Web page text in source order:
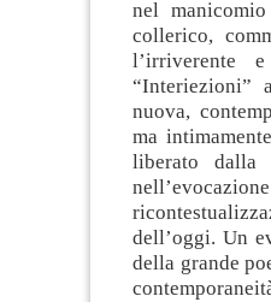
nel
collerico,
l’irriverente
“Interiezioni”
nuova,
ma
liberato dalla
dell’oggi. Un
della grande